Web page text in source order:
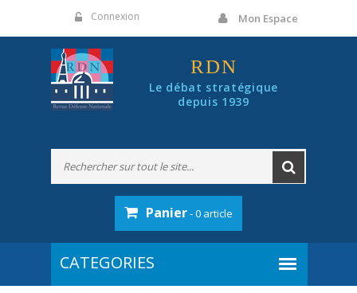
Connexion Mon Espace
RDN
Le débat stratégique
depuis 1939
Panier- 0 article